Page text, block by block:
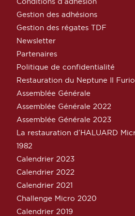
Gestion des adhésions
Gestion des régates TDF
Newsletter
Partenaires
Politique de confidentialité
Restauration du Neptune Il
Assemblée Générale
Assemblée Générale 2022
Assemblée Générale 2023
La restauration d’HALUARD
1982
Calendrier 2023
Calendrier 2022
Calendrier 2021
Challenge Micro 2020
Calendrier 2019